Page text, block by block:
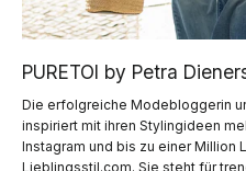
PURETOI by Petra
Die erfolgreiche Modebloggerin
inspiriert mit ihren Stylingideen
Instagram und bis zu einer Million
Lieblingsstil.com. Sie steht für